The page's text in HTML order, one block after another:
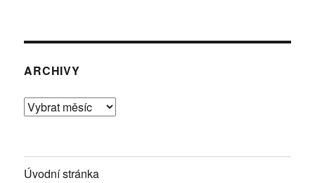
ARCHIVY
Archivy
Úvodní stránka